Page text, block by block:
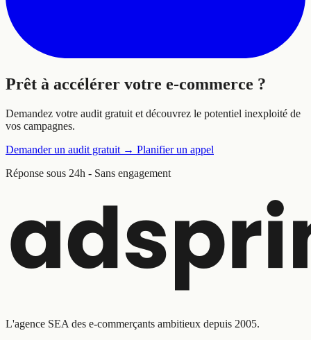
Prêt à accélérer votre e-commerce ?
Demandez votre audit gratuit et découvrez le potentiel inexploité de
vos campagnes.
Demander un audit gratuit → Planifier un appel
Réponse sous 24h - Sans engagement
L'agence SEA des e-commerçants ambitieux depuis 2005.